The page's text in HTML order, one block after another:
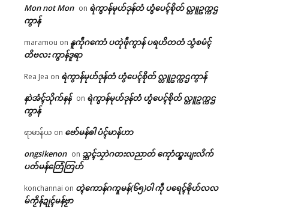
Mon not Mon on ရဲကွာန်မုဟ်ဒုန်တံ ဟွံပေၚ်စိုတ် လ္တူဥက္ကဌ
ကွာန်
maramou on နူကဵုဂကောံ ပတုဲဖဵုကွာန် ပရဟိတတံ သွံစမံၚ်
တိဗလး ကွာန်ဒူရာ
Rea Jea on ရဲကွာန်မုဟ်ဒုန်တံ ဟွံပေၚ်စိုတ် လ္တူဥက္ကဌကွာန်
နာဲအံၚ်သိုက်နန် on ရဲကွာန်မုဟ်ဒုန်တံ ဟွံပေၚ်စိုတ် လ္တူဥက္ကဌ
ကွာန်
ရာမာန်ယ on ဗော်မန်ၜါ ပံၚ်မာန်ဟာ
ongsikenon on သ္ဘၚ်သၠာဲဂတးလညာတ် ကေုာံထ္ၜးပျးလိက်
ပတ်မန်တြေံတြဟ်
konchannai on တ္ၚဲကောန်ဂကူမန်(၆၅)ဝါ ကဵု ပရေၚ်ၜိုဟ်လလ
မ်ကၟိန်ဍုၚ်မန်ဗၟာ